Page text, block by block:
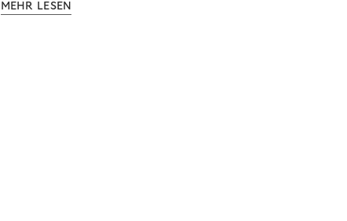
Ergebnisse, um zu erfahren, wie Sie
MEHR LESEN